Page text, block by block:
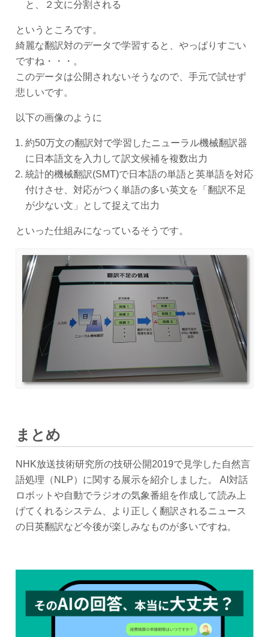
と、２文に分割される
というところです。
綺麗な翻訳対のデータで学習すると、やっぱりすごい
ですね・・・。
このデータは公開されないそうなので、手元で試せず
悲しいです。
以下の画像のように
約50万文の翻訳対で学習したニューラル機械翻訳器
に日本語文を入力して訳文候補を複数出力
統計的機械翻訳(SMT)で日本語の単語と英単語を対応
付けさせ、対応がつく単語の多い英文を「翻訳不足
が少ない文」として捉えて出力
といった仕組みになっているそうです。
まとめ
NHK放送技術研究所の技研公開2019で見学した自然言
語処理（NLP）に関する展示を紹介しました。 AI対話
ロボットや自動でラジオの気象番組を作成して読み上
げてくれるシステム、より正しく翻訳されるニュース
の日英翻訳など今後が楽しみなものが多いですね。